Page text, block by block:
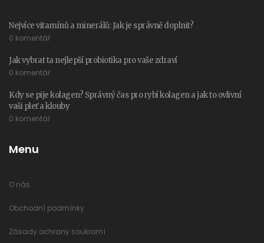
Nejvíce vitamínů a minerálů: Jak je správně doplnit?
0 komentář
Jak vybrat ta nejlepší probiotika pro vaše zdraví
0 komentář
Kdy se pije kolagen? Správný čas pro rybí kolagen a jak to ovlivní
vaši pleť a klouby
0 komentář
Menu
O nás
Obchodní podmínky
Zásady ochrany soukromí